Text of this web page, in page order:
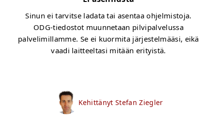
Sinun ei tarvitse ladata tai asentaa ohjelmistoja.
ODG-tiedostot muunnetaan pilvipalvelussa
palvelimillamme. Se ei kuormita järjestelmääsi, eikä
vaadi laitteeltasi mitään erityistä.
Kehittänyt Stefan Ziegler